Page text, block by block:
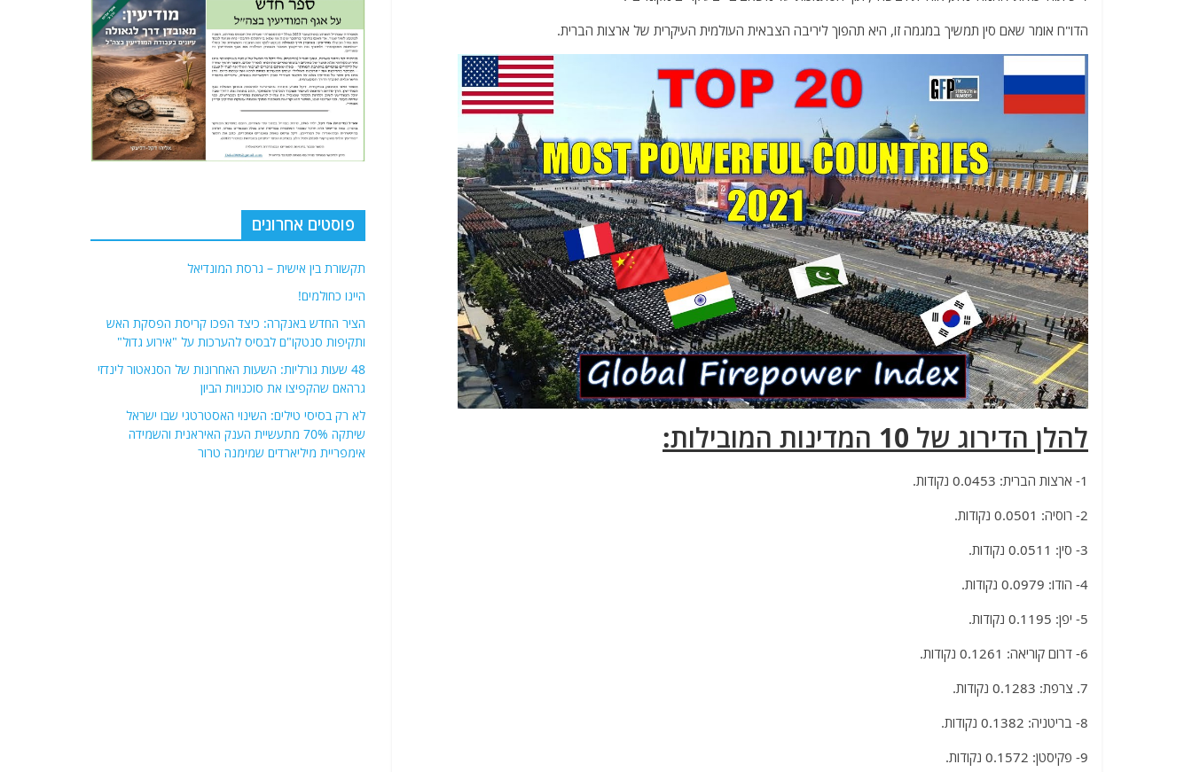
הדו"ח אומר שאם סין תמשיך במגמה זו, היא תהפוך ליריבה הצבאית העולמית העיקרית של ארצות הברית.
להלן הדירוג של 10 המדינות המובילות:
1- ארצות הברית: 0.0453 נקודות.
2- רוסיה: 0.0501 נקודות.
3- סין: 0.0511 נקודות.
4- הודו: 0.0979 נקודות.
5- יפן: 0.1195 נקודות.
6- דרום קוריאה: 0.1261 נקודות.
7. צרפת: 0.1283 נקודות.
8- בריטניה: 0.1382 נקודות.
9- פקיסטן: 0.1572 נקודות.
פוסטים אחרונים
תקשורת בין אישית – גרסת המונדיאל
היינו כחולמים!
הציר החדש באנקרה: כיצד הפכו קריסת הפסקת האש
ותקיפות סנטקו"ם לבסיס להערכות על "אירוע גדול"
48 שעות גורליות: השעות האחרונות של הסנאטור לינדזי
גרהאם שהקפיצו את סוכנויות הביון
לא רק בסיסי טילים: השינוי האסטרטגי שבו ישראל
שיתקה 70% מתעשיית הענק האיראנית והשמידה
אימפריית מיליארדים שמימנה טרור